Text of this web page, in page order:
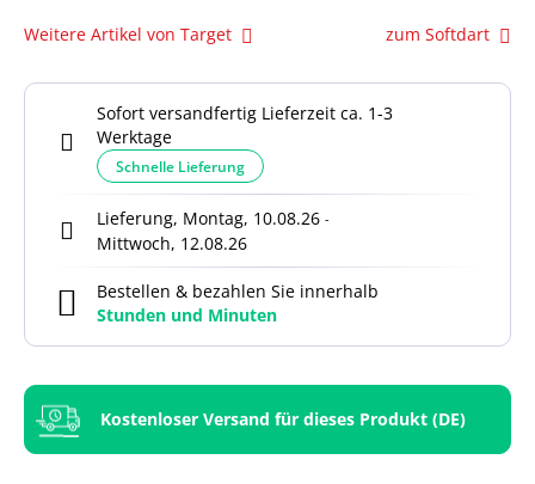
Weitere Artikel von Target zum Softdart
Sofort versandfertig Lieferzeit ca. 1-3
Werktage
Schnelle Lieferung
Lieferung, Montag, 10.08.26 -
Mittwoch, 12.08.26
Bestellen & bezahlen Sie innerhalb
Stunden und Minuten
Kostenloser Versand für dieses Produkt (DE)